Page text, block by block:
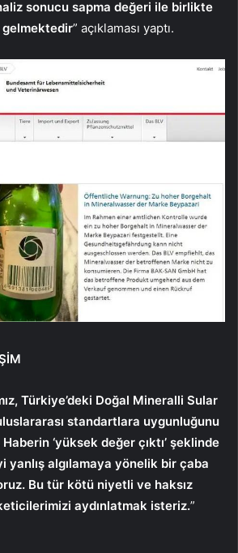
sonucu sapma değeri ile birlikte
gelmektedir” açıklaması yaptı.
Türkiye’deki Doğal Mineralli Sular
standartlara uygunluğunu
‘yüksek değer çıktı’ şeklinde
yanlış algılamaya yönelik bir çaba
Bu tür kötü niyetli ve haksız
aydınlatmak isteriz.”